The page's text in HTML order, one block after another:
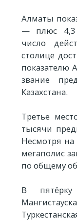
Алматы
— плюс 4,3
число
столице
показателю
звание
Казахстана.
Третье
тысячи
Несмотря
мегаполис
по общему
В